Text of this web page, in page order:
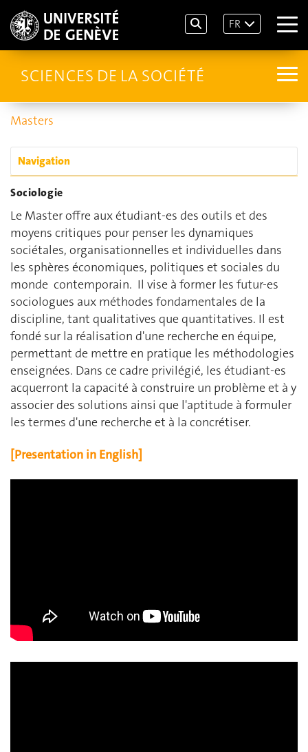
FR
SCIENCES DE LA SOCIÉTÉ
Masters
Navigation
Sociologie
Le Master offre aux étudiant-es des outils et des
moyens critiques pour penser les dynamiques
sociétales, organisationnelles et individuelles dans
les sphères économiques, politiques et sociales du
monde contemporain. Il vise à former les futur-es
sociologues aux méthodes fondamentales de la
discipline, tant qualitatives que quantitatives. Il est
fondé sur la réalisation d'une recherche en équipe,
permettant de mettre en pratique les méthodologies
enseignées. Dans ce cadre privilégié, les étudiant-es
acquerront la capacité à construire un problème et à y
associer des solutions ainsi que l'aptitude à formuler
les termes d'une recherche et à la concrétiser.
[Presentation in English]